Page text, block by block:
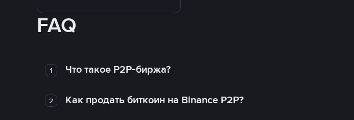
FAQ
1 Что такое P2P-биржа?
2 Как продать биткоин на Binance P2P?